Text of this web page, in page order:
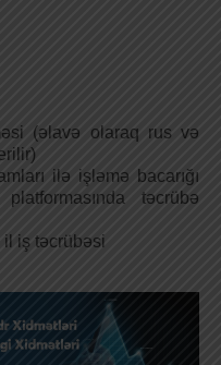
(əlavə olaraq rus və
ilə işləmə bacarığı
təcrübə
iş təcrübəsi